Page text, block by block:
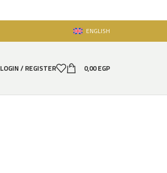
ENGLISH
LOGIN / REGISTER 0,00EGP